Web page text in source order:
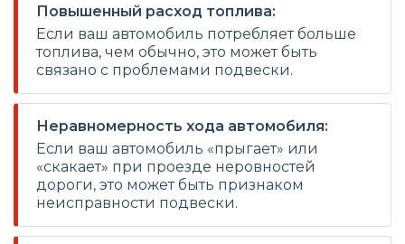
Повышенный расход топлива:
Если ваш автомобиль потребляет больше
топлива, чем обычно, это может быть
связано с проблемами подвески.
Неравномерность хода автомобиля:
Если ваш автомобиль «прыгает» или
«скакает» при проезде неровностей
дороги, это может быть признаком
неисправности подвески.